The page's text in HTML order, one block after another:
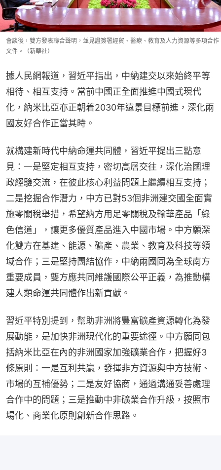
會談後，雙方發表聯合聲明，並見證簽署經貿、醫療、教育及人力資源等多項合作
文件。（新華社）
據人民網報道，習近平指出，中納建交以來始終平等
相待、相互支持。當前中國正全面推進中國式現代
化，納米比亞亦正朝着2030年遠景目標前進，深化兩
國友好合作正當其時。
就構建新時代中納命運共同體，習近平提出三點意
見：一是堅定相互支持，密切高層交往，深化治國理
政經驗交流，在彼此核心利益問題上繼續相互支持；
二是挖掘合作潛力，中方已對53個非洲建交國全面實
施零關稅舉措，希望納方用足零關稅及輸華產品「綠
色信道」，讓更多優質產品進入中國市場。中方願深
化雙方在基建、能源、礦產、農業、教育及科技等領
域合作；三是堅持團結協作，中納兩國同為全球南方
重要成員，雙方應共同維護國際公平正義，為推動構
建人類命運共同體作出新貢獻。
習近平特別提到，幫助非洲將豐富礦產資源轉化為發
展動能，是加快非洲現代化的重要途徑。中方願同包
括納米比亞在內的非洲國家加強礦業合作，把握好3
條原則：一是互利共贏，發揮非方資源與中方技術、
市場的互補優勢；二是友好協商，通過溝通妥善處理
合作中的問題；三是推動中非礦業合作升級，按照市
場化、商業化原則創新合作思路。